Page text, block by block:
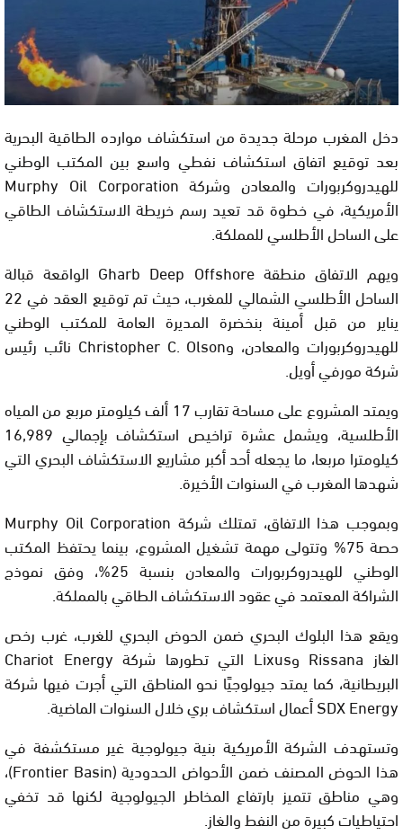
دخل المغرب مرحلة جديدة من استكشاف موارده الطاقية البحرية
بعد توقيع اتفاق استكشاف نفطي واسع بين المكتب الوطني
للهيدروكربورات والمعادن وشركة Murphy Oil Corporation
الأمريكية، في خطوة قد تعيد رسم خريطة الاستكشاف الطاقي
على الساحل الأطلسي للمملكة.
ويهم الاتفاق منطقة Gharb Deep Offshore الواقعة قبالة
الساحل الأطلسي الشمالي للمغرب، حيث تم توقيع العقد في 22
يناير من قبل أمينة بنخضرة المديرة العامة للمكتب الوطني
للهيدروكربورات والمعادن، وChristopher C. Olson نائب رئيس
شركة مورفي أويل.
ويمتد المشروع على مساحة تقارب 17 ألف كيلومتر مربع من المياه
الأطلسية، ويشمل عشرة تراخيص استكشاف بإجمالي 16,989
كيلومترا مربعا، ما يجعله أحد أكبر مشاريع الاستكشاف البحري التي
شهدها المغرب في السنوات الأخيرة.
وبموجب هذا الاتفاق، تمتلك شركة Murphy Oil Corporation
حصة 75% وتتولى مهمة تشغيل المشروع، بينما يحتفظ المكتب
الوطني للهيدروكربورات والمعادن بنسبة 25%، وفق نموذج
الشراكة المعتمد في عقود الاستكشاف الطاقي بالمملكة.
ويقع هذا البلوك البحري ضمن الحوض البحري للغرب، غرب رخص
الغاز Rissana وLixus التي تطورها شركة Chariot Energy
البريطانية، كما يمتد جيولوجيًا نحو المناطق التي أجرت فيها شركة
SDX Energy أعمال استكشاف بري خلال السنوات الماضية.
وتستهدف الشركة الأمريكية بنية جيولوجية غير مستكشفة في
هذا الحوض المصنف ضمن الأحواض الحدودية (Frontier Basin)،
وهي مناطق تتميز بارتفاع المخاطر الجيولوجية لكنها قد تخفي
احتياطيات كبيرة من النفط والغاز.